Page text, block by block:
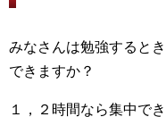
みなさんは勉強すると
できますか？
１，２時間なら集中で